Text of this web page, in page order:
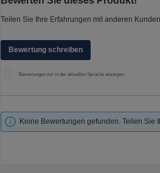
Teilen Sie Ihre Erfahrungen mit anderen
Bewertung schreiben
Bewertungen nur in der aktuellen Sprache anzeigen.
Keine Bewertungen gefunden. Teilen Sie